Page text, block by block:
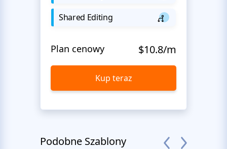
Shared Editing
Plan cenowy $10.8/m
Kup teraz
Podobne Szablony